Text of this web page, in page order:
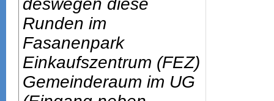
deswegen diese
Runden im
Fasanenpark
Einkaufszentrum (FEZ)
Gemeinderaum im UG